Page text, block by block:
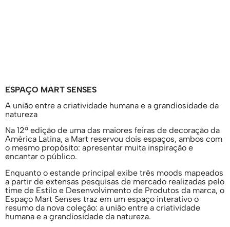
ESPAÇO MART SENSES
A união entre a criatividade humana e a grandiosidade da
natureza
Na 12ª edição de uma das maiores feiras de decoração da
América Latina, a Mart reservou dois espaços, ambos com
o mesmo propósito: apresentar muita inspiração e
encantar o público.
Enquanto o estande principal exibe três moods mapeados
a partir de extensas pesquisas de mercado realizadas pelo
time de Estilo e Desenvolvimento de Produtos da marca, o
Espaço Mart Senses traz em um espaço interativo o
resumo da nova coleção: a união entre a criatividade
humana e a grandiosidade da natureza.